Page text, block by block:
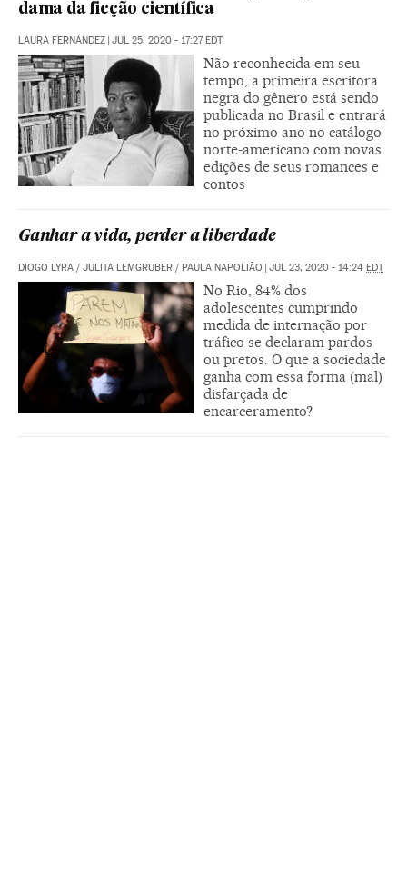
dama da ficção científica
LAURA FERNÁNDEZ | JUL 25, 2020 - 17:27EDT
Não reconhecida em seu
tempo, a primeira escritora
negra do gênero está sendo
publicada no Brasil e entrará
no próximo ano no catálogo
norte-americano com novas
edições de seus romances e
contos
Ganhar a vida, perder a liberdade
DIOGO LYRA / JULITA LEMGRUBER / PAULA NAPOLIÃO | JUL 23, 2020 - 14:24 EDT
No Rio, 84% dos
adolescentes cumprindo
medida de internação por
tráfico se declaram pardos
ou pretos. O que a sociedade
ganha com essa forma (mal)
disfarçada de
encarceramento?